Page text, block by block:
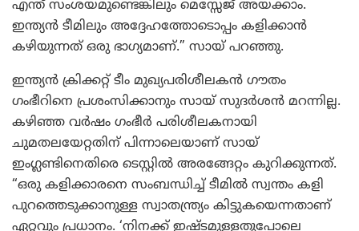
എന്ത് സംശയമുണ്ടെങ്കിലും മെസ്സേജ് അയക്കാം.
ഇന്ത്യൻ ടീമിലും അദ്ദേഹത്തോടൊപ്പം കളിക്കാൻ
കഴിയുന്നത് ഒരു ഭാഗ്യമാണ്.” സായ് പറഞ്ഞു.
ഇന്ത്യൻ ക്രിക്കറ്റ് ടീം മുഖ്യപരിശീലകൻ ഗൗതം
ഗംഭീറിനെ പ്രശംസിക്കാനും സായ് സുദർശൻ മറന്നില്ല.
കഴിഞ്ഞ വർഷം ഗംഭീർ പരിശീലകനായി
ചുമതലയേറ്റതിന് പിന്നാലെയാണ് സായ്
ഇംഗ്ലണ്ടിനെതിരെ ടെസ്റ്റിൽ അരങ്ങേറ്റം കുറിക്കുന്നത്.
“ഒരു കളിക്കാരനെ സംബന്ധിച്ച് ടീമിൽ സ്വന്തം കളി
പുറത്തെടുക്കാനുള്ള സ്വാതന്ത്ര്യം കിട്ടുകയെന്നതാണ്
ഏറ്റവും പ്രധാനം. ‘നിനക്ക് ഇഷ്ടമുള്ളതുപോലെ